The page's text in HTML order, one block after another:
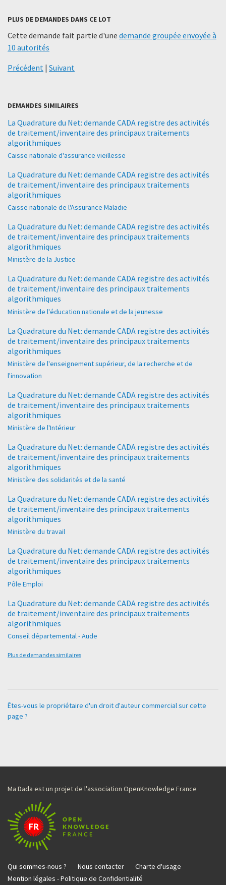
PLUS DE DEMANDES DANS CE LOT
Cette demande fait partie d'une demande groupée envoyée à
10 autorités
Précédent | Suivant
DEMANDES SIMILAIRES
La Quadrature du Net: demande CADA registre des activités
de traitement/inventaire des principaux traitements
algorithmiques
Caisse nationale d'assurance vieillesse
La Quadrature du Net: demande CADA registre des activités
de traitement/inventaire des principaux traitements
algorithmiques
Caisse nationale de l'Assurance Maladie
La Quadrature du Net: demande CADA registre des activités
de traitement/inventaire des principaux traitements
algorithmiques
Ministère de la Justice
La Quadrature du Net: demande CADA registre des activités
de traitement/inventaire des principaux traitements
algorithmiques
Ministère de l'éducation nationale et de la jeunesse
La Quadrature du Net: demande CADA registre des activités
de traitement/inventaire des principaux traitements
algorithmiques
Ministère de l'enseignement supérieur, de la recherche et de
l'innovation
La Quadrature du Net: demande CADA registre des activités
de traitement/inventaire des principaux traitements
algorithmiques
Ministère de l'Intérieur
La Quadrature du Net: demande CADA registre des activités
de traitement/inventaire des principaux traitements
algorithmiques
Ministère des solidarités et de la santé
La Quadrature du Net: demande CADA registre des activités
de traitement/inventaire des principaux traitements
algorithmiques
Ministère du travail
La Quadrature du Net: demande CADA registre des activités
de traitement/inventaire des principaux traitements
algorithmiques
Pôle Emploi
La Quadrature du Net: demande CADA registre des activités
de traitement/inventaire des principaux traitements
algorithmiques
Conseil départemental - Aude
Plus de demandes similaires
Êtes-vous le propriétaire d'un droit d'auteur commercial sur cette
page ?
Ma Dada est un projet de l'association OpenKnowledge France
Qui sommes-nous ? Nous contacter
Charte d'usage
Mention légales - Politique de Confidentialité